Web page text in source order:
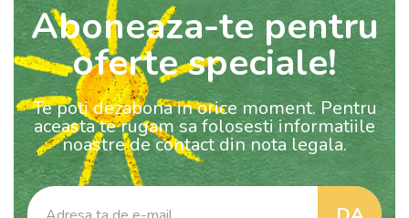
Aboneaza-te pentru
oferte speciale!
Te poti dezabona in orice moment. Pentru
aceasta te rugam sa folosesti informatiile
noastre de contact din nota legala.